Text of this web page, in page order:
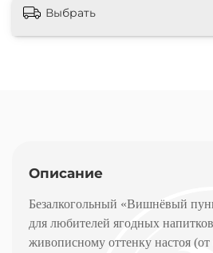
Выбрать
Описание
Безалкогольный «Вишнёвый
для любителей ягодных
живописному оттенку настоя